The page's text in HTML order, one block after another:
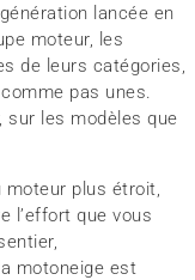
lancée en
moteur, les
de leurs catégories,
pas unes.
les modèles que
plus étroit,
l’effort que vous
motoneige est